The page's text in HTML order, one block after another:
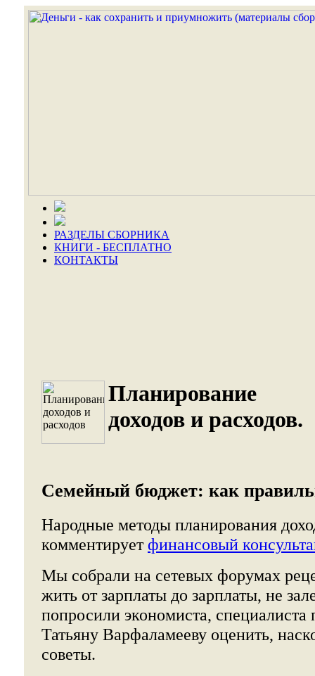
РАЗДЕЛЫ СБОРНИКА
КНИГИ - БЕСПЛАТНО
КОНТАКТЫ
Планирование
доходов и расходов.
Семейный бюджет: как
Народные методы планирования
комментируетфинансовый
Мы собрали на сетевых форумах
жить от зарплаты до зарплаты, не
попросили экономиста,
Татьяну Варфаламееву оценить,
советы.